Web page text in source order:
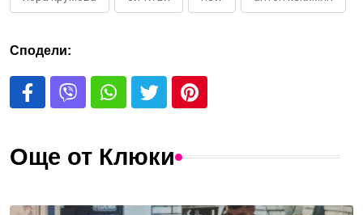
Сподели:
Още от Клюки